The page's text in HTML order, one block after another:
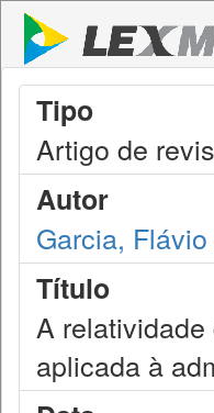
Tipo
Artigo de
Autor
Garcia,
Título
A
aplicada à